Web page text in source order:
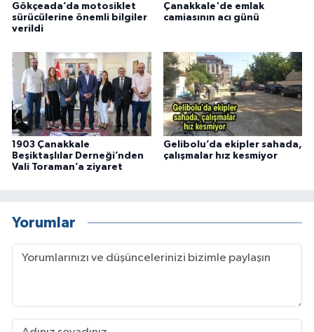
Gökçeada’da motosiklet
sürücülerine önemli bilgiler
verildi
Çanakkale'de emlak
camiasının acı günü
1903 Çanakkale
Beşiktaşlılar Derneği’nden
Vali Toraman’a ziyaret
Gelibolu’da ekipler sahada,
çalışmalar hız kesmiyor
Yorumlar